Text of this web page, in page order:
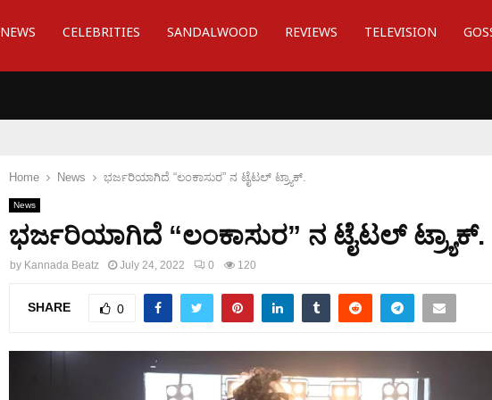
NEWS CELEBRITIES SANDALWOOD REVIEWS TELEVISION
Home News ಭರ್ಜರಿಯಾಗಿದೆ “ಲಂಕಾಸುರ” ನ ಟೈಟಲ್ ಟ್ರ್ಯಾಕ್.
News
ಭರ್ಜರಿಯಾಗಿದೆ “ಲಂಕಾಸುರ” ನ ಟೈಟಲ್ ಟ್ರ್ಯಾಕ್.
by Kannada Beatz July 24, 2022 0 120
SHARE 0